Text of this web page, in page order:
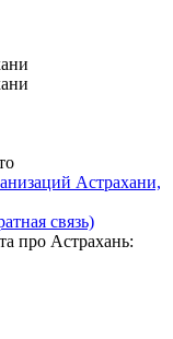
Астрахани,
связь)
про Астрахань: